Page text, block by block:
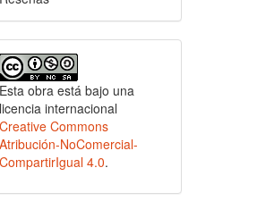
Esta obra está bajo una
licencia internacional
Creative Commons
Atribución-NoComercial-
CompartirIgual 4.0.